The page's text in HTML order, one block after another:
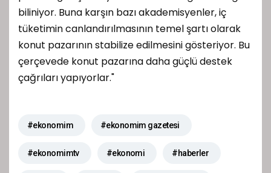
biliniyor. Buna karşın bazı akademisyenler, iç
tüketimin canlandırılmasının temel şartı olarak
konut pazarının stabilize edilmesini gösteriyor. Bu
çerçevede konut pazarına daha güçlü destek
çağrıları yapıyorlar."
#ekonomim #ekonomim gazetesi
#ekonomimtv #ekonomi #haberler